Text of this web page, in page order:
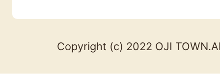
Copyright (c) 2022 OJI